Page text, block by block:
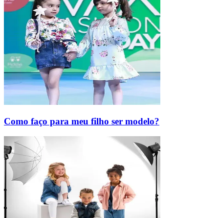
Como faço para meu filho ser modelo?